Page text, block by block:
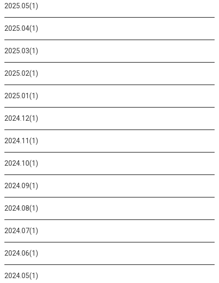
2025.05(1)
2025.04(1)
2025.03(1)
2025.02(1)
2025.01(1)
2024.12(1)
2024.11(1)
2024.10(1)
2024.09(1)
2024.08(1)
2024.07(1)
2024.06(1)
2024.05(1)